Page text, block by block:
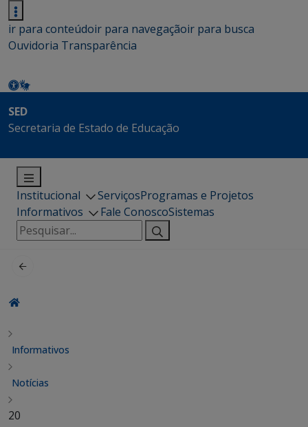
ir para conteúdoir para navegaçãoir para busca
Ouvidoria Transparência
SED
Secretaria de Estado de Educação
Institucional ServiçosProgramas e Projetos
Informativos
Fale ConoscoSistemas
Pesquisar
por:
Informativos
Notícias
20